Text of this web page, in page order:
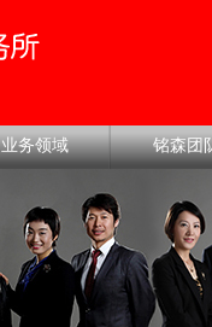
业务领域 铭森团